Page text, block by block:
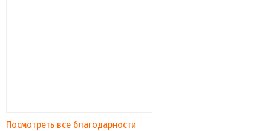
Посмотреть все благодарности